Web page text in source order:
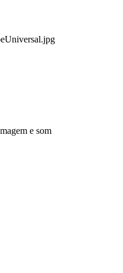
e som